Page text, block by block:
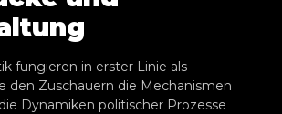
fungieren in erster Linie als
den Zuschauern die Mechanismen
Dynamiken politischer Prozesse